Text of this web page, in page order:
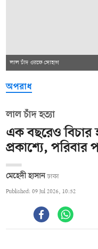
লাল চাঁদ ওরফে সোহাগ
অপরাধ
লাল চাঁদ হত্যা
এক বছরেও
প্রকাশ্যে, পরিবার
মেহেদী হাসান ঢাকা
Published: 09 Jul 2026, 10:52